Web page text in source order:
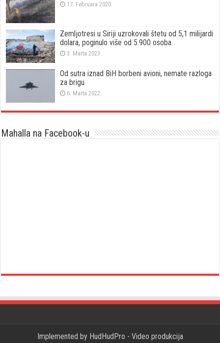
17. Februara 2020.
Zemljotresi u Siriji uzrokovali štetu od 5,1 milijardi
dolara, poginulo više od 5.900 osoba
3. Marta 2023.
Od sutra iznad BiH borbeni avioni, nemate razloga
za brigu
6. Marta 2022.
Mahalla na Facebook-u
Implemented by HudHudPro - Video produkcija